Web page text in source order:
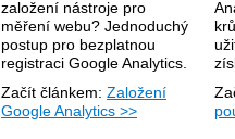
založení nástroje pro
měření webu? Jednoduchý
postup pro bezplatnou
registraci Google Analytics.
Začít článkem: Založení
Google Analytics >>